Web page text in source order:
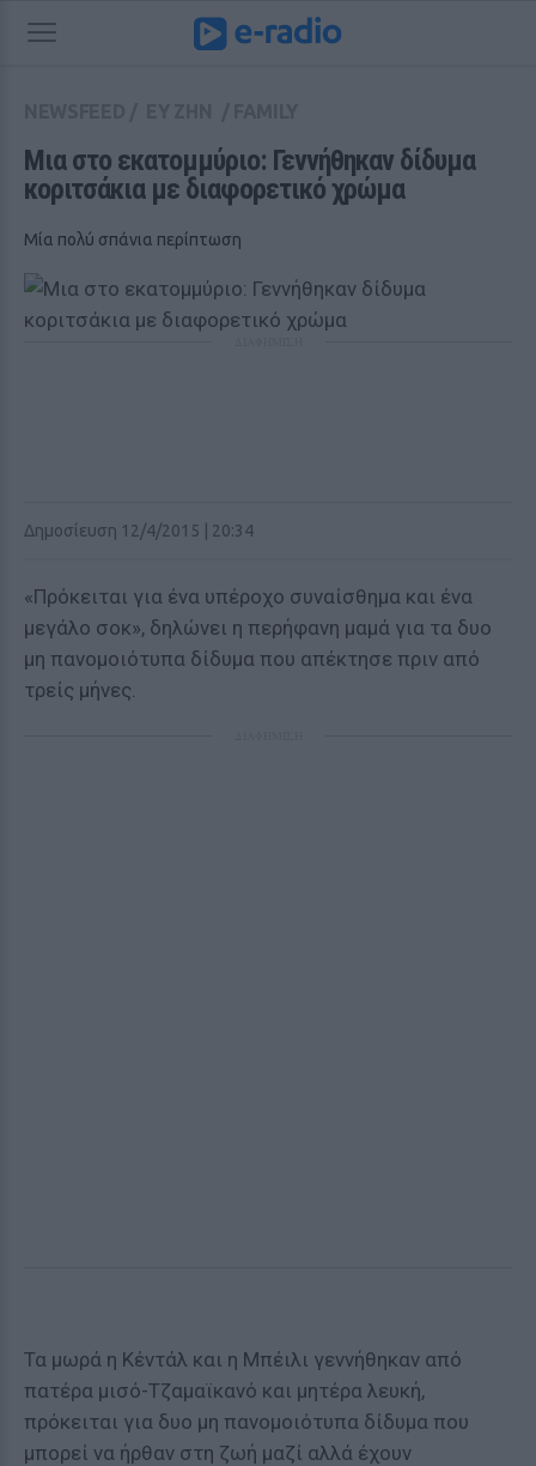
Μια στο εκατομμύριο: Γεννήθηκαν δίδυμα
κοριτσάκια με διαφορετικό χρώμα
Μία πολύ σπάνια περίπτωση
Δημοσίευση 12/4/2015 | 20:34
«Πρόκειται για ένα υπέροχο συναίσθημα και ένα
μεγάλο σοκ», δηλώνει η περήφανη μαμά για τα δυο
μη πανομοιότυπα δίδυμα που απέκτησε πριν από
τρείς μήνες.
Τα μωρά η Κέντάλ και η Μπέιλι γεννήθηκαν από
πατέρα μισό-Τζαμαϊκανό και μητέρα λευκή,
πρόκειται για δυο μη πανομοιότυπα δίδυμα που
μπορεί να ήρθαν στη ζωή μαζί αλλά έχουν